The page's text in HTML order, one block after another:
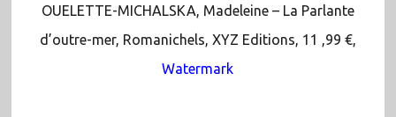
OUELETTE-MICHALSKA, Madeleine – La Parlante
d’outre-mer, Romanichels, XYZ Editions, 11 ,99 €,
Watermark